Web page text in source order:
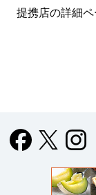
提携店の詳細